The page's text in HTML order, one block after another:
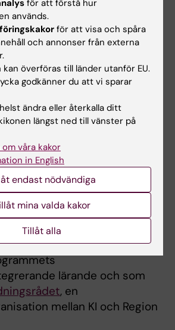
för patienter med
i Biomedicinska
(på både kandidat-
där jag var biträdande
under perioden 2018–2023
utbildningsnämnden vid
laboratoriemedicin. Jag är
examinator för flertalet
kandidat- och
Jag har också ett mer
som
lärande och som
, en
mellan KI och Region
för att förstå hur
används.
för att visa och spåra
och annonser från externa
överföras till länder utanför EU.
godkänner du att vi sparar
ändra eller återkalla ditt
längst ned till vänster på
våra kakor
in English
endast nödvändiga
mina valda kakor
Tillåt alla